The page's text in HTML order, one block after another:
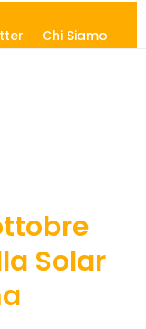
Chi Siamo
Solar